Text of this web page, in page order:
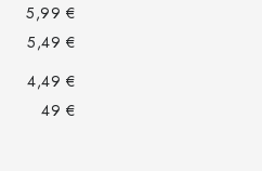
5,99 €
5,49 €
4,49 €
49 €